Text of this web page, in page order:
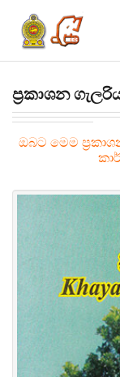
ප්‍රකාශන
ඔබට මෙම